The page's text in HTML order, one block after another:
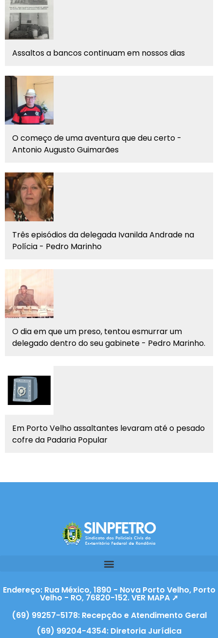
Assaltos a bancos continuam em nossos dias
O começo de uma aventura que deu certo -
Antonio Augusto Guimarães
Três episódios da delegada Ivanilda Andrade na
Polícia - Pedro Marinho
O dia em que um preso, tentou esmurrar um
delegado dentro do seu gabinete - Pedro Marinho.
Em Porto Velho assaltantes levaram até o pesado
cofre da Padaria Popular
Endereço: Rua México, 1890 - Nova Porto Velho, Porto
Velho - RO, 76820-152. VER MAPA ➚
(69) 99257-5178: Recepção e Atendimento Geral
(69) 99204-4354: Diretoria Jurídica